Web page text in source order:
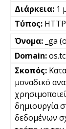
1
HTTP
_ga
os.tc
μοναδικό
δημιουργία
δεδομένων